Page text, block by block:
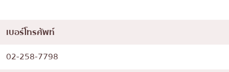
เบอร์โทรศัพท์
02-258-7798